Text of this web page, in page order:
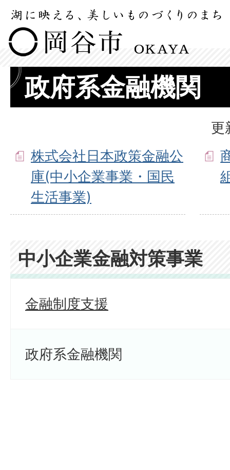
政府系金融機関
更
株式会社日本政策金融公
庫(中小企業事業・国民
生活事業)
中小企業金融対策事業
金融制度支援
政府系金融機関